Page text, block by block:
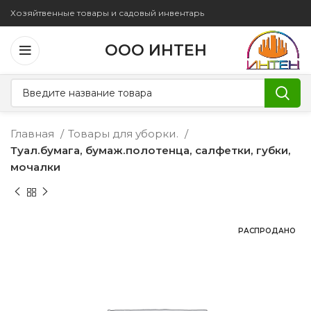
Хозяйтвенные товары и садовый инвентарь
ООО ИНТЕН
Главная
Товары для уборки.
Туал.бумага, бумаж.полотенца, салфетки, губки,
мочалки
РАСПРОДАНО